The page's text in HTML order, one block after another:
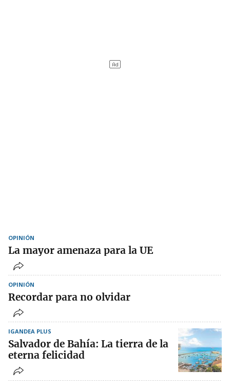
OPINIÓN
La mayor amenaza para la UE
OPINIÓN
Recordar para no olvidar
IGANDEA PLUS
Salvador de Bahía: La tierra de la
eterna felicidad